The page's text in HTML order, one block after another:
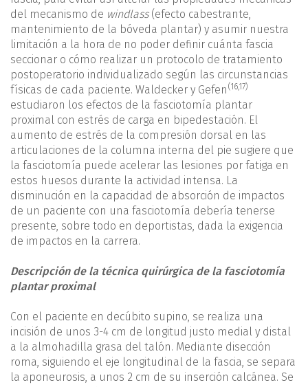
del mecanismo de windlass(efecto cabestrante,
mantenimiento de la bóveda plantar) y asumir nuestra
limitación a la hora de no poder definir cuánta fascia
seccionar o cómo realizar un protocolo de tratamiento
postoperatorio individualizado según las circunstancias
físicas de cada paciente. Waldecker y Gefen (16,17)
estudiaron los efectos de la fasciotomía plantar
proximal con estrés de carga en bipedestación. El
aumento de estrés de la compresión dorsal en las
articulaciones de la columna interna del pie sugiere que
la fasciotomía puede acelerar las lesiones por fatiga en
estos huesos durante la actividad intensa. La
disminución en la capacidad de absorción de impactos
de un paciente con una fasciotomía debería tenerse
presente, sobre todo en deportistas, dada la exigencia
de impactos en la carrera.
Descripción de la técnica quirúrgica de la fasciotomía
plantar proximal
Con el paciente en decúbito supino, se realiza una
incisión de unos 3-4 cm de longitud justo medial y distal
a la almohadilla grasa del talón. Mediante disección
roma, siguiendo el eje longitudinal de la fascia, se separa
la aponeurosis, a unos 2 cm de su inserción calcánea. Se